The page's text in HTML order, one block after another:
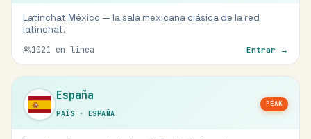
Latinchat México — la sala mexicana clásica de la red
latinchat.
1021 en línea Entrar →
España
PAÍS · ESPAÑA
PEAK